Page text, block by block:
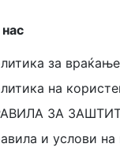
за
на
ЗА
и услови